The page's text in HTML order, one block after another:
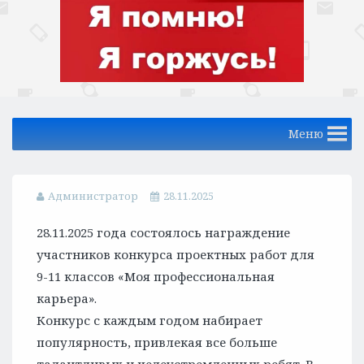
Меню
Администратор 28.11.2025
28.11.2025 года состоялось награждение
участников конкурса проектных работ для
9-11 классов «Моя профессиональная
карьера».
Конкурс с каждым годом набирает
популярность, привлекая все больше